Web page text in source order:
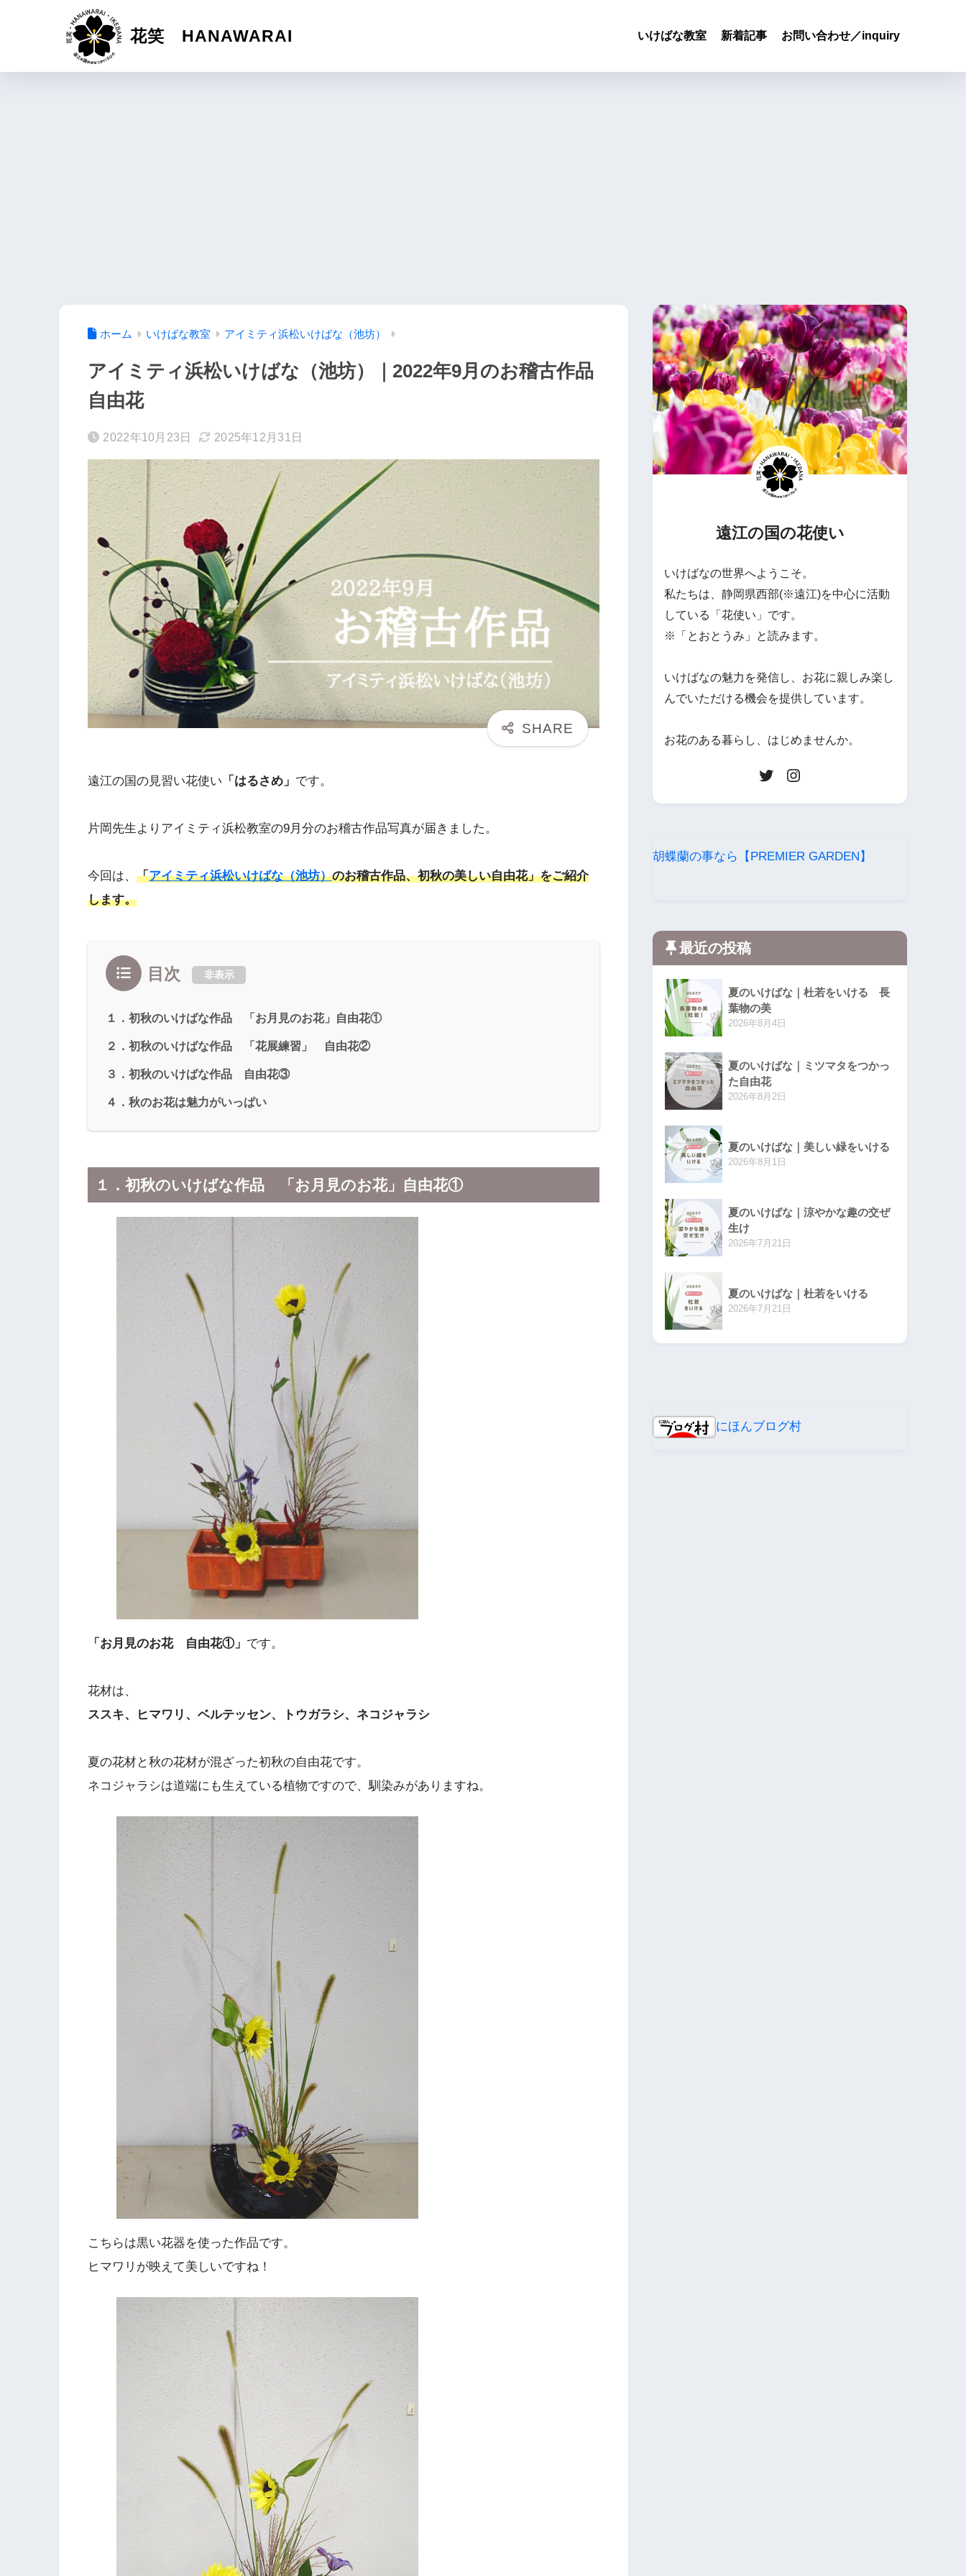
花笑 HANAWARAI いけばな教室 新着記事 お問い合わせ／inquiry
ホーム いけばな教室 アイミティ浜松いけばな（池坊）
アイミティ浜松いけばな（池坊）｜2022年9月のお稽古作品
自由花
2022年10月23日 2025年12月31日
遠江の国の見習い花使い 「はるさめ」 です。
片岡先生よりアイミティ浜松教室の9月分のお稽古作品写真が届きました。
今回は、 「アイミティ浜松いけばな（池坊）のお稽古作品、初秋の美しい自由花」をご紹介
します。
目次 非表示
１．初秋のいけばな作品 「お月見のお花」自由花①
２．初秋のいけばな作品 「花展練習」 自由花②
３．初秋のいけばな作品 自由花③
４．秋のお花は魅力がいっぱい
１．初秋のいけばな作品 「お月見のお花」自由花①
「お月見のお花 自由花①」 です。
花材は、
ススキ、ヒマワリ、ベルテッセン、トウガラシ、ネコジャラシ
夏の花材と秋の花材が混ざった初秋の自由花です。
ネコジャラシは道端にも生えている植物ですので、馴染みがありますね。
こちらは黒い花器を使った作品です。
ヒマワリが映えて美しいですね！
遠江の国の花使い
いけばなの世界へようこそ。
私たちは、静岡県西部(※遠江)を中心に活動
している「花使い」です。
※「とおとうみ」と読みます。
いけばなの魅力を発信し、お花に親しみ楽し
んでいただける機会を提供しています。
お花のある暮らし、はじめませんか。
胡蝶蘭の事なら【PREMIER GARDEN】
最近の投稿
夏のいけばな｜杜若をいける 長
葉物の美
2026年8月4日
夏のいけばな｜ミツマタをつかっ
た自由花
2026年8月2日
夏のいけばな｜美しい緑をいける
2026年8月1日
夏のいけばな｜涼やかな趣の交ぜ
生け
2026年7月21日
夏のいけばな｜杜若をいける
2026年7月21日
にほんブログ村